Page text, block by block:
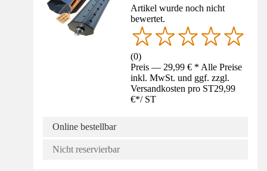
Artikel wurde noch nicht
bewertet.
(0)
Preis — 29,99 € * Alle Preise
inkl. MwSt. und ggf. zzgl.
Versandkosten pro ST29,99
€*/ ST
Online bestellbar
Nicht reservierbar